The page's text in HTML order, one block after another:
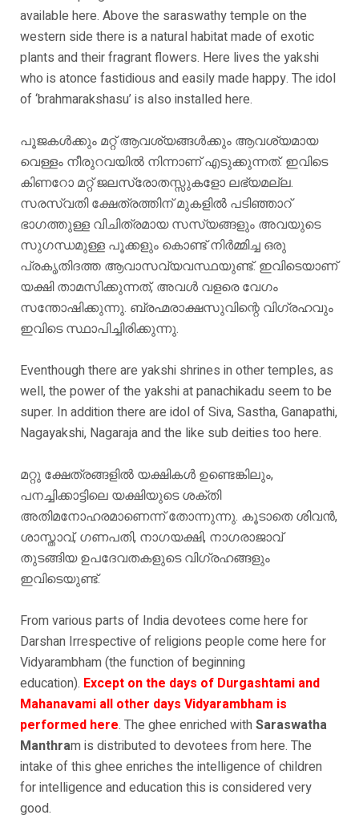
available here. Above the saraswathy temple on the
western side there is a natural habitat made of exotic
plants and their fragrant flowers. Here lives the yakshi
who is atonce fastidious and easily made happy. The idol
of ‘brahmarakshasu’ is also installed here.
പൂജകൾക്കും മറ്റ് ആവശ്യങ്ങൾക്കും ആവശ്യമായ
വെള്ളം നീരുറവയിൽ നിന്നാണ് എടുക്കുന്നത്. ഇവിടെ
കിണറോ മറ്റ് ജലസ്രോതസ്സുകളോ ലഭ്യമല്ല.
സരസ്വതി ക്ഷേത്രത്തിന് മുകളിൽ പടിഞ്ഞാറ്
ഭാഗത്തുള്ള വിചിത്രമായ സസ്യങ്ങളും അവയുടെ
സുഗന്ധമുള്ള പൂക്കളും കൊണ്ട് നിർമ്മിച്ച ഒരു
പ്രകൃതിദത്ത ആവാസവ്യവസ്ഥയുണ്ട്. ഇവിടെയാണ്
യക്ഷി താമസിക്കുന്നത്, അവൾ വളരെ വേഗം
സന്തോഷിക്കുന്നു. ബ്രഹ്മരാക്ഷസുവിന്റെ വിഗ്രഹവും
ഇവിടെ സ്ഥാപിച്ചിരിക്കുന്നു.
Eventhough there are yakshi shrines in other temples, as
well, the power of the yakshi at panachikadu seem to be
super. In addition there are idol of Siva, Sastha, Ganapathi,
Nagayakshi, Nagaraja and the like sub deities too here.
മറ്റു ക്ഷേത്രങ്ങളിൽ യക്ഷികൾ ഉണ്ടെങ്കിലും,
പനച്ചിക്കാട്ടിലെ യക്ഷിയുടെ ശക്തി
അതിമനോഹരമാണെന്ന് തോന്നുന്നു. കൂടാതെ ശിവൻ,
ശാസ്താവ്, ഗണപതി, നാഗയക്ഷി, നാഗരാജാവ്
തുടങ്ങിയ ഉപദേവതകളുടെ വിഗ്രഹങ്ങളും
ഇവിടെയുണ്ട്.
From various parts of India devotees come here for
Darshan Irrespective of religions people come here for
Vidyarambham (the function of beginning
education). Except on the days of Durgashtami and
Mahanavami all other days Vidyarambham is
performed here. The ghee enriched withSaraswatha
Manthram is distributed to devotees from here. The
intake of this ghee enriches the intelligence of children
for intelligence and education this is considered very
good.